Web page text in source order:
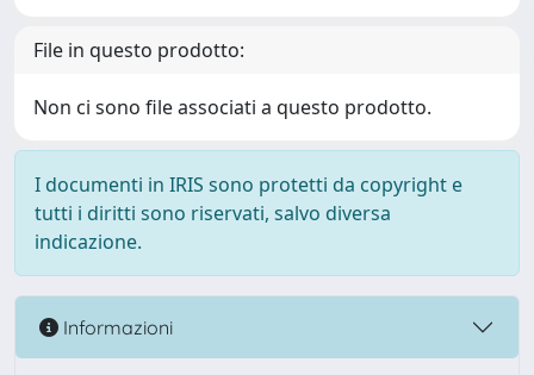
File in questo prodotto:
Non ci sono file associati a questo prodotto.
I documenti in IRIS sono protetti da copyright e
tutti i diritti sono riservati, salvo diversa
indicazione.
Informazioni